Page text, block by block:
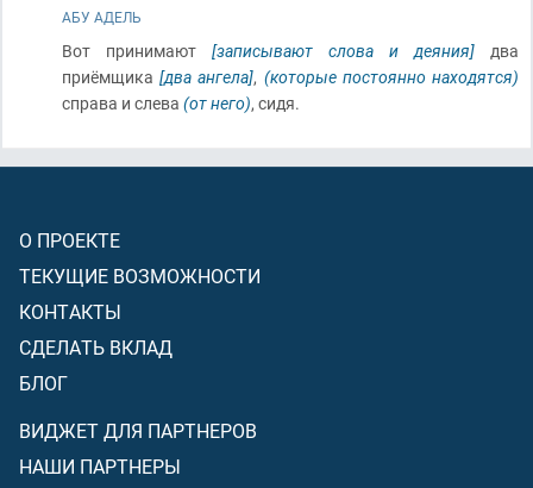
АБУ АДЕЛЬ
Вот принимают [записывают слова и деяния] два
приёмщика[два ангела], (которые постоянно находятся)
справа и слева (от него), сидя.
О ПРОЕКТЕ
ТЕКУЩИЕ ВОЗМОЖНОСТИ
КОНТАКТЫ
СДЕЛАТЬ ВКЛАД
БЛОГ
ВИДЖЕТ ДЛЯ ПАРТНЕРОВ
НАШИ ПАРТНЕРЫ